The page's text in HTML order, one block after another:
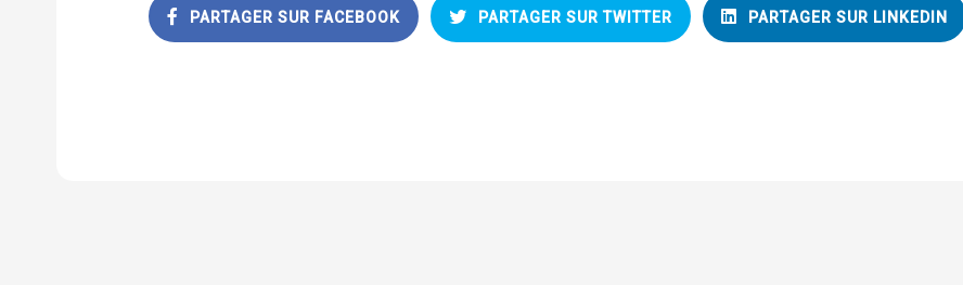
PARTAGER SUR FACEBOOK PARTAGER SUR TWITTER PARTAGER SUR LINKEDIN